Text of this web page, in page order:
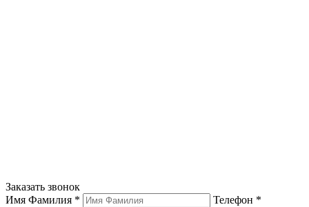
Заказать звонок
Имя Фамилия *
Телефон *